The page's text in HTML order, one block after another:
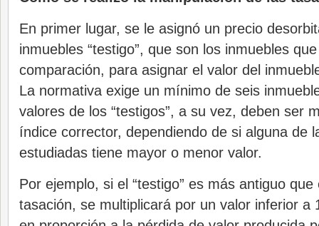
En primer lugar, se le asignó un precio
inmuebles “testigo”, que son los inmuebles
comparación, para asignar el valor del
La normativa exige un mínimo de seis
valores de los “testigos”, a su vez, deben ser
índice corrector, dependiendo de si alguna de
estudiadas tiene mayor o menor valor.
Por ejemplo, si el “testigo” es más antiguo
tasación, se multiplicará por un valor inferior a